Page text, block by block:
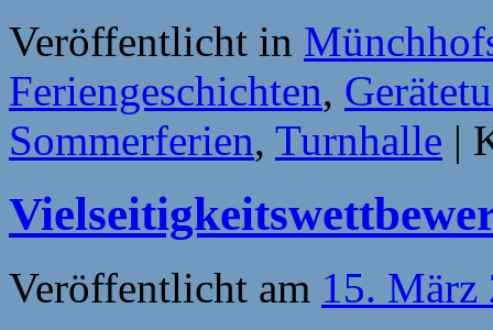
Veröffentlicht in
Feriengeschichten,
Sommerferien, Turnhalle |
Veröffentlicht am 15. März